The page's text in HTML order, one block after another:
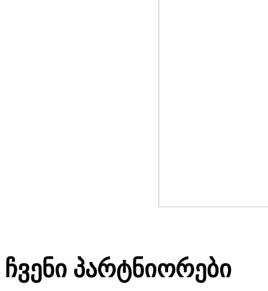
ჩვენი პარტნიორები